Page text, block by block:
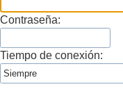
Contraseña:
Tiempo de conexión: